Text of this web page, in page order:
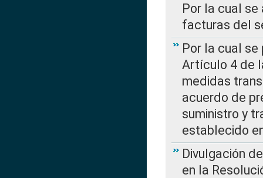
Por la cual
facturas del
Por la cual
Artículo 4 de
medidas
acuerdo de
suministro y
establecido
Divulgación
en la